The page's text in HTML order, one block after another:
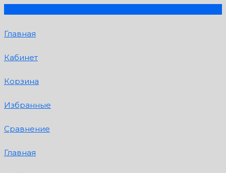
Главная
Кабинет
Корзина
Избранные
Сравнение
Главная